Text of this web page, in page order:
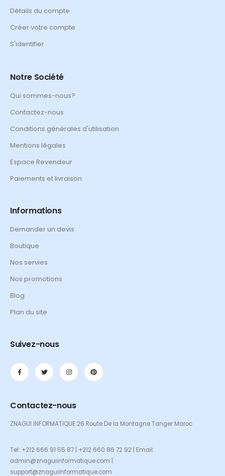
Détails du compte
Créer votre compte
S'identifier
Notre Société
Qui sommes-nous?
Contactez-nous
Conditions générales d'utilisation
Mentions légales
Espace Revendeur
Paiements et livraison
Informations
Demander un devis
Boutique
Nos servies
Nos promotions
Blog
Plan du site
Suivez-nous
Contactez-nous
ZNAGUI INFORMATIQUE 26 Route De la Montagne Tanger Maroc
Tel: +212 666 91 55 87 | +212 660 86 72 92 | Email:
admin@znaguiinformatique.com |
support@znaguiinformatique.com